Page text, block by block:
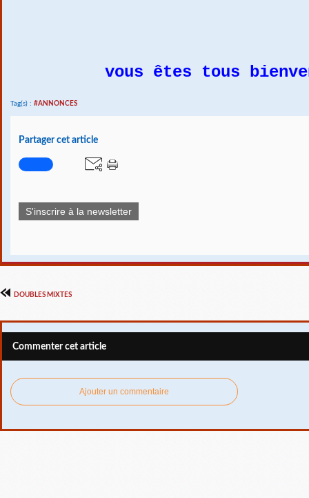
vous êtes tous
Tag(s) : #ANNONCES
Partager cet article
S'inscrire à la newsletter
DOUBLES MIXTES
Commenter cet article
Ajouter un commentaire